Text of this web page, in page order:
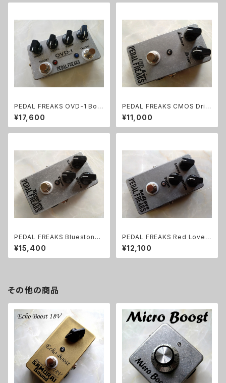
PEDAL FREAKS OVD-1 Boo
st完成品
¥17,600
PEDAL FREAKS CMOS Driv
er 完成品
¥11,000
PEDAL FREAKS Bluestone
完成品
¥15,400
PEDAL FREAKS Red Love
完成品
¥12,100
その他の商品